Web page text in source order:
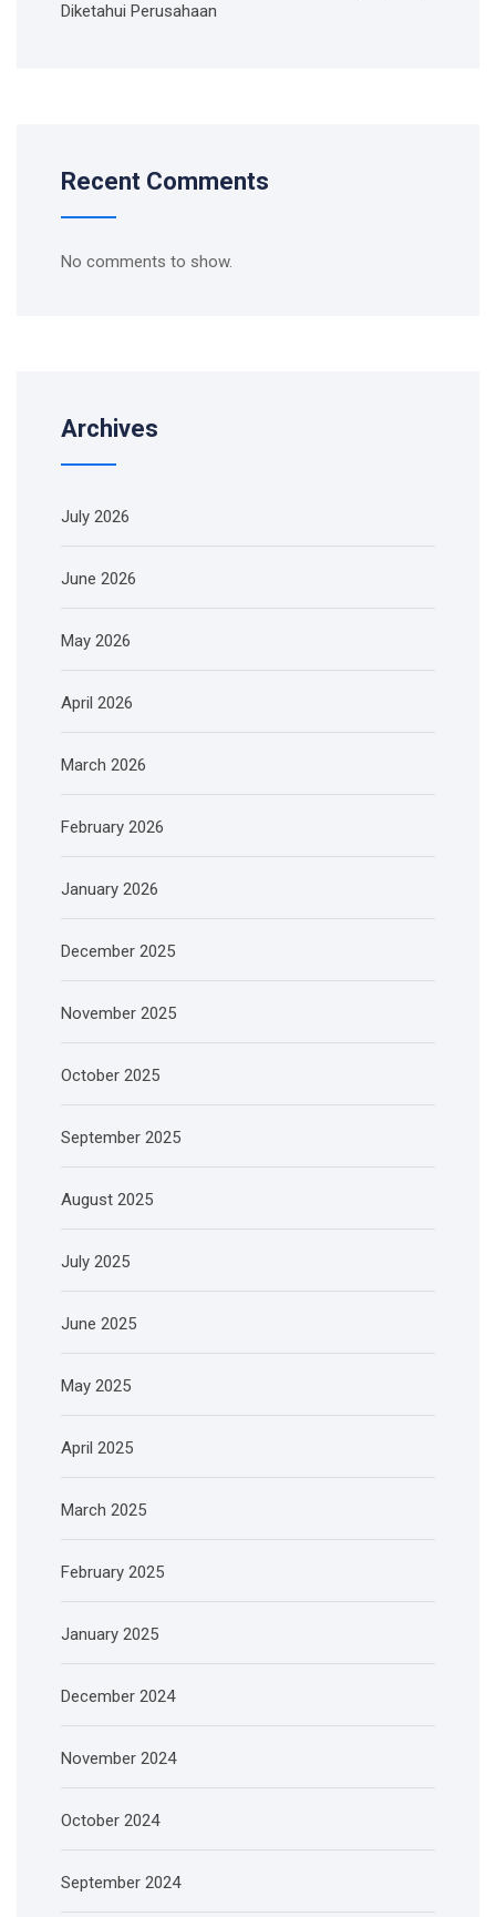
Diketahui Perusahaan
Recent Comments
No comments to show.
Archives
July 2026
June 2026
May 2026
April 2026
March 2026
February 2026
January 2026
December 2025
November 2025
October 2025
September 2025
August 2025
July 2025
June 2025
May 2025
April 2025
March 2025
February 2025
January 2025
December 2024
November 2024
October 2024
September 2024